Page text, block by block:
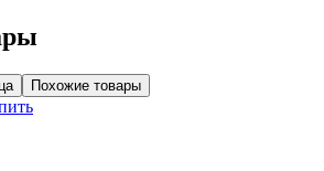
Похожие товары